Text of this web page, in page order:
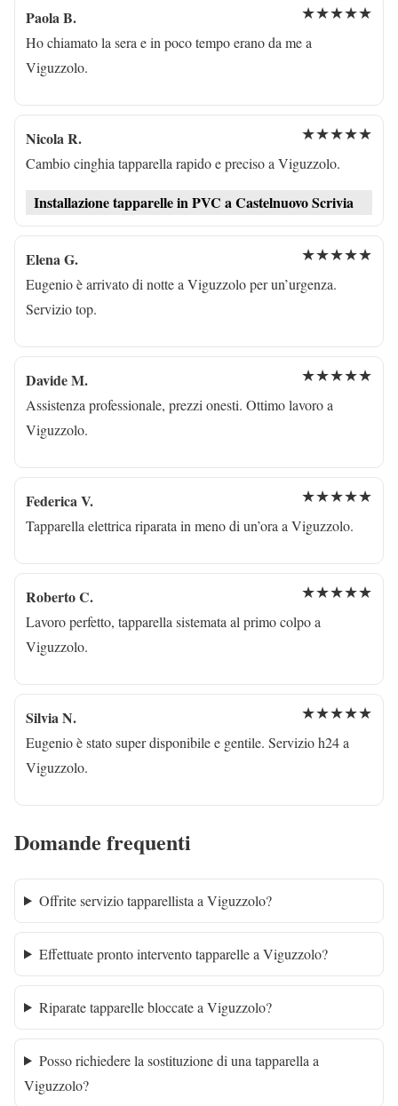
Paola B. ★★★★★
Ho chiamato la sera e in poco tempo erano da me a
Viguzzolo.
Nicola R. ★★★★★
Cambio cinghia tapparella rapido e preciso a Viguzzolo.
Installazione tapparelle in PVC a Castelnuovo Scrivia
Elena G. ★★★★★
Eugenio è arrivato di notte a Viguzzolo per un’urgenza.
Servizio top.
Davide M. ★★★★★
Assistenza professionale, prezzi onesti. Ottimo lavoro a
Viguzzolo.
Federica V. ★★★★★
Tapparella elettrica riparata in meno di un’ora a Viguzzolo.
Roberto C. ★★★★★
Lavoro perfetto, tapparella sistemata al primo colpo a
Viguzzolo.
Silvia N. ★★★★★
Eugenio è stato super disponibile e gentile. Servizio h24 a
Viguzzolo.
Domande frequenti
Offrite servizio tapparellista a Viguzzolo?
Effettuate pronto intervento tapparelle a Viguzzolo?
Riparate tapparelle bloccate a Viguzzolo?
Posso richiedere la sostituzione di una tapparella a
Viguzzolo?